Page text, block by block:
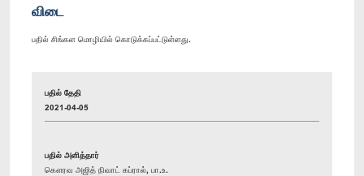
விடை
பதில் சிங்கள மொழியில் கொடுக்கப்பட்டுள்ளது.
பதில் தேதி
2021-04-05
பதில் அளித்தார்
கௌரவ அஜித் நிவாட் கப்ரால், பா.உ.